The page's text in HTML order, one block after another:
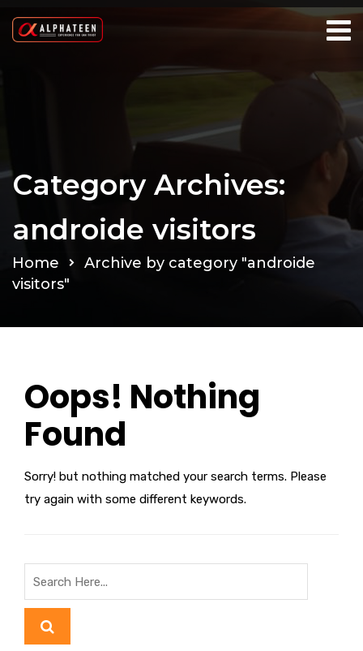
Category Archives:
androide visitors
Home
Archive by category "androide
visitors"
Oops! Nothing
Found
Sorry! but nothing matched your search terms. Please
try again with some different keywords.